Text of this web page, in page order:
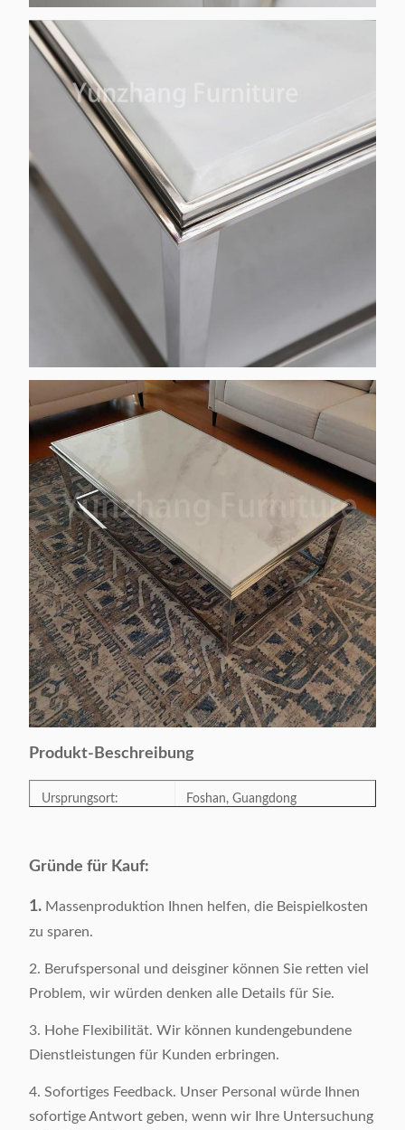
Produkt-Beschreibung
Ursprungsort: Foshan, Guangdong
Art:
Farbe: Silber
Produkt-Größe: Optional
Bruttomasse: 36 KILOGRAMM/Stück
Grundmaterial: Stahl 201Stainless
Gründe für Kauf:
1. Massenproduktion Ihnen helfen, die Beispielkosten
zu sparen.
2. Berufspersonal und deisginer können Sie retten viel
Problem, wir würden denken alle Details für Sie.
3. Hohe Flexibilität. Wir können kundengebundene
Dienstleistungen für Kunden erbringen.
4. Sofortiges Feedback. Unser Personal würde Ihnen
sofortige Antwort geben, wenn wir Ihre Untersuchung